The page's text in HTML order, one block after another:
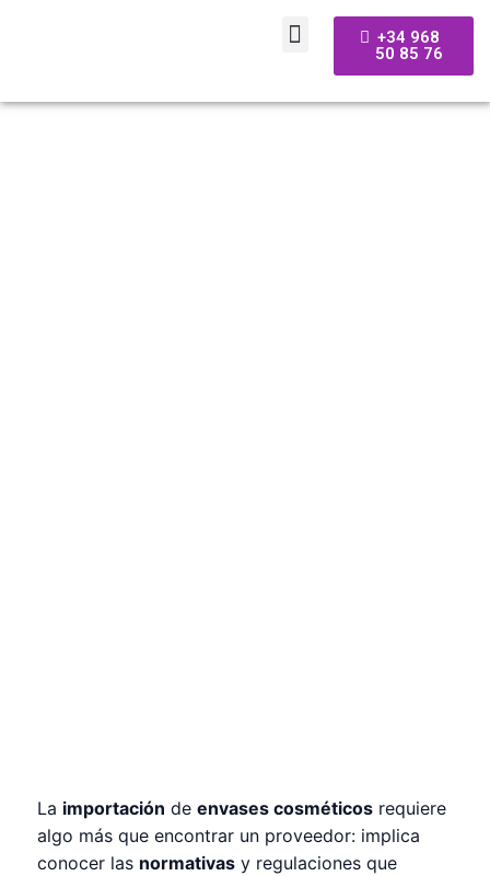
+34 968
50 85 76
La importación de envases cosméticos requiere
algo más que encontrar un proveedor: implica
conocer las normativas y regulaciones que